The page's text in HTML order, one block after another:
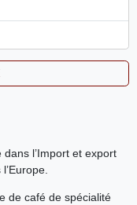
l’Import et export
de café de spécialité